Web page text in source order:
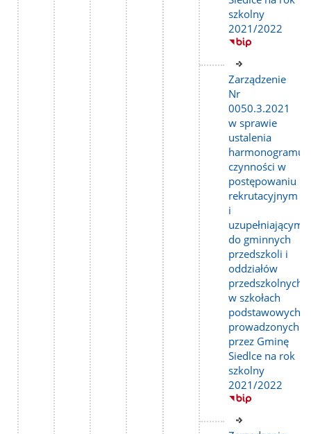
szkolny
2021/2022
do
Zarządzenie
Nr
0050.3.2021
w sprawie
ustalenia
harmonogramu
czynności w
postępowaniu
rekrutacyjnym
i
uzupełniającym
do gminnych
przedszkoli i
oddziałów
przedszkolnych
w szkołach
podstawowych
prowadzonych
przez Gminę
Siedlce na rok
szkolny
2021/2022